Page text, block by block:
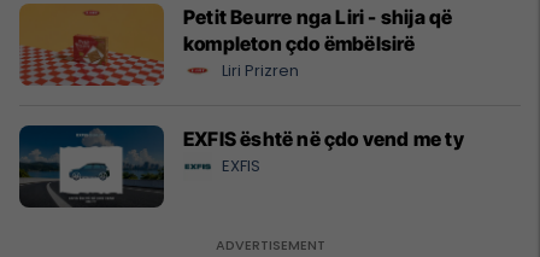
Petit Beurre nga Liri - shija që
kompleton çdo ëmbëlsirë
Liri Prizren
EXFIS është në çdo vend me ty
EXFIS